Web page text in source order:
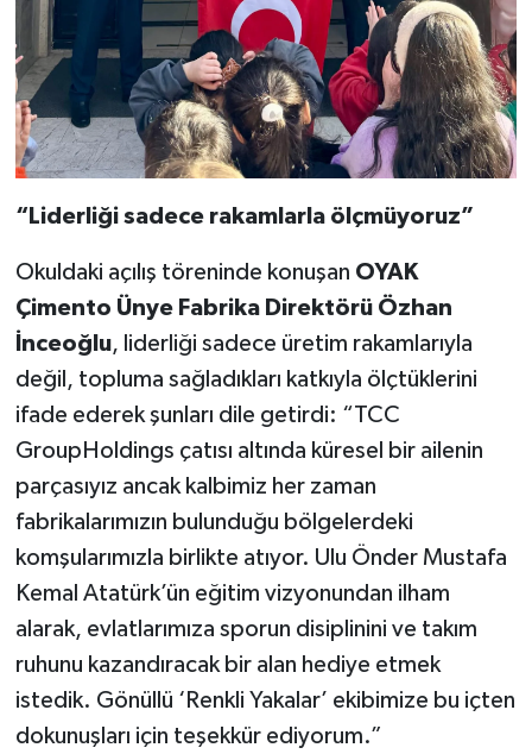
“Liderliği sadece rakamlarla ölçmüyoruz”
Okuldaki açılış töreninde konuşan OYAK
Çimento Ünye Fabrika Direktörü Özhan
İnceoğlu, liderliği sadece üretim rakamlarıyla
değil, topluma sağladıkları katkıyla ölçtüklerini
ifade ederek şunları dile getirdi: “TCC
GroupHoldings çatısı altında küresel bir ailenin
parçasıyız ancak kalbimiz her zaman
fabrikalarımızın bulunduğu bölgelerdeki
komşularımızla birlikte atıyor. Ulu Önder Mustafa
Kemal Atatürk’ün eğitim vizyonundan ilham
alarak, evlatlarımıza sporun disiplinini ve takım
ruhunu kazandıracak bir alan hediye etmek
istedik. Gönüllü ‘Renkli Yakalar’ ekibimize bu içten
dokunuşları için teşekkür ediyorum.”